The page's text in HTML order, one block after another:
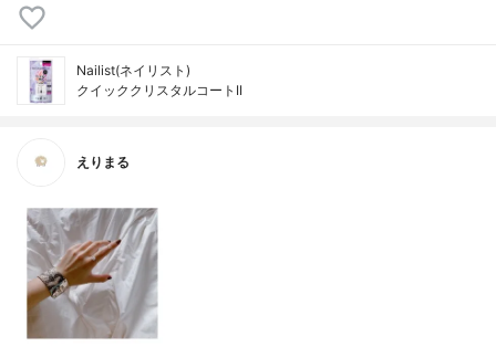
Nailist(ネイリスト)
クイッククリスタルコートII
えりまる